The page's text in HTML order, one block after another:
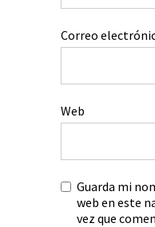
Correo
Web
Guarda mi
web en este
vez que